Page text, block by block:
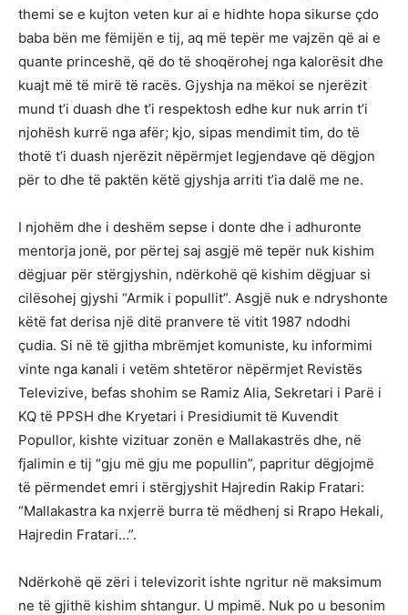
themi se e kujton veten kur ai e hidhte hopa sikurse çdo
baba bën me fëmijën e tij, aq më tepër me vajzën që ai e
quante princeshë, që do të shoqërohej nga kalorësit dhe
kuajt më të mirë të racës. Gjyshja na mëkoi se njerëzit
mund t’i duash dhe t’i respektosh edhe kur nuk arrin t’i
njohësh kurrë nga afër; kjo, sipas mendimit tim, do të
thotë t’i duash njerëzit nëpërmjet legjendave që dëgjon
për to dhe të paktën këtë gjyshja arriti t’ia dalë me ne.
I njohëm dhe i deshëm sepse i donte dhe i adhuronte
mentorja jonë, por përtej saj asgjë më tepër nuk kishim
dëgjuar për stërgjyshin, ndërkohë që kishim dëgjuar si
cilësohej gjyshi “Armik i popullit”. Asgjë nuk e ndryshonte
këtë fat derisa një ditë pranvere të vitit 1987 ndodhi
çudia. Si në të gjitha mbrëmjet komuniste, ku informimi
vinte nga kanali i vetëm shtetëror nëpërmjet Revistës
Televizive, befas shohim se Ramiz Alia, Sekretari i Parë i
KQ të PPSH dhe Kryetari i Presidiumit të Kuvendit
Popullor, kishte vizituar zonën e Mallakastrës dhe, në
fjalimin e tij “gju më gju me popullin”, papritur dëgjojmë
të përmendet emri i stërgjyshit Hajredin Rakip Fratari:
“Mallakastra ka nxjerrë burra të mëdhenj si Rrapo Hekali,
Hajredin Fratari…”.
Ndërkohë që zëri i televizorit ishte ngritur në maksimum
ne të gjithë kishim shtangur. U mpimë. Nuk po u besonim